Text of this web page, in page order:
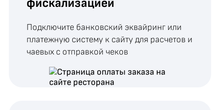
фискализацией
Подключите банковский эквайринг или
платежную систему к сайту для расчетов и
чаевых с отправкой чеков